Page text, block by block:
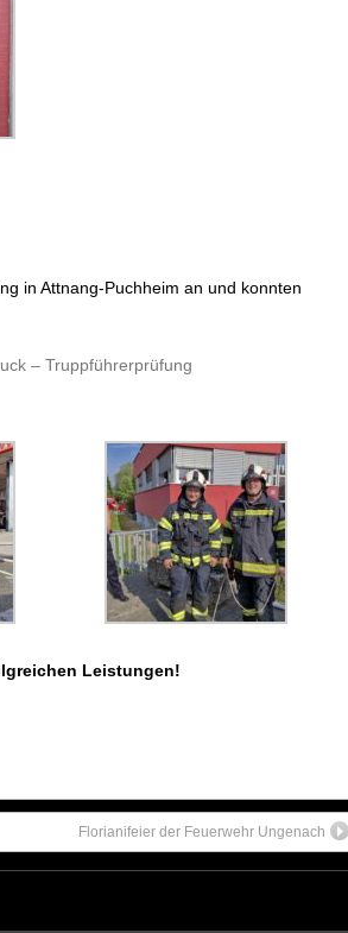
in Attnang-Puchheim an und konnten
– Truppführerprüfung
Leistungen!
Florianifeier der Feuerwehr Ungenach